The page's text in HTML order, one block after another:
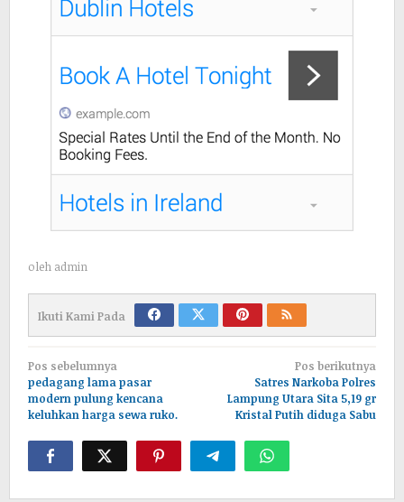
oleh admin
Ikuti Kami Pada
Navigasi
pos
Pos sebelumnya
pedagang lama pasar
modern pulung kencana
keluhkan harga sewa ruko.
Pos berikutnya
Satres Narkoba Polres
Lampung Utara Sita 5,19 gr
Kristal Putih diduga Sabu